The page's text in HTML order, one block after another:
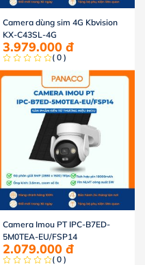
Camera dùng sim 4G Kbvision
KX-C43SL-4G
3.979.000 đ
( 0 )
Camera Imou PT IPC-B7ED-
5M0TEA-EU/FSP14
2.079.000 đ
( 0 )